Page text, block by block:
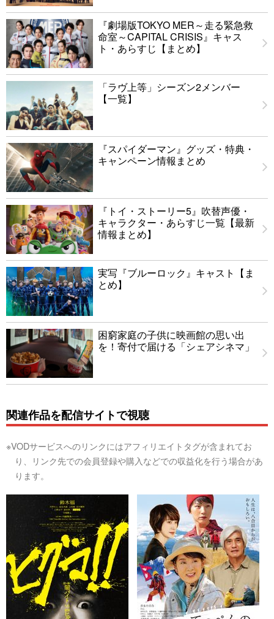
『劇場版TOKYO MER～走る緊急救
命室～CAPITAL CRISIS』キャス
ト・あらすじ【まとめ】
「ラヴ上等」シーズン2メンバー
【一覧】
『スパイダーマン』グッズ・特典・
キャンペーン情報まとめ
『トイ・ストーリー5』吹替声優・
キャラクター・あらすじ一覧【最新
情報まとめ】
実写『ブルーロック』キャスト【ま
とめ】
困窮家庭の子供に映画館の思い出
を！寄付で届ける「シェアシネマ」
関連作品を配信サイトで視聴
※VODサービスへのリンクにはアフィリエイトタグが含まれてお
り、リンク先での会員登録や購入などでの収益化を行う場合があ
ります。